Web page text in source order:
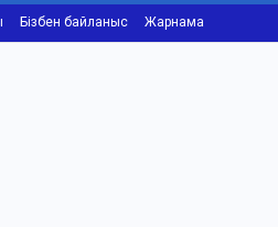
Бізбен байланыс Жарнама